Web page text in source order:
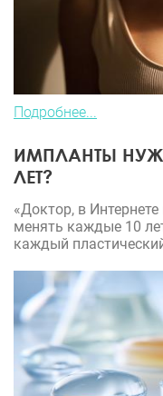
Подробнее...
ИМПЛАНТЫ
ЛЕТ?
«Доктор, в
менять каждые 10
каждый